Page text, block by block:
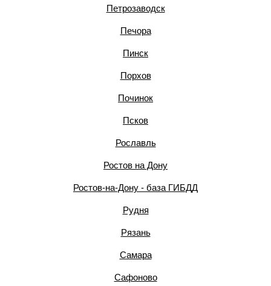
Петрозаводск
Печора
Пинск
Порхов
Починок
Псков
Рославль
Ростов на Дону
Ростов-на-Дону - база ГИБДД
Рудня
Рязань
Самара
Сафоново